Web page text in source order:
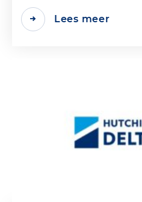
Lees meer